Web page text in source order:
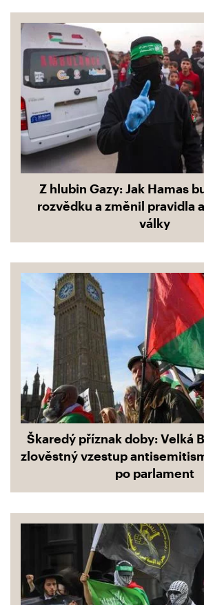
Z hlubin Gazy: Jak Hamas
rozvědku a změnil pravidla
války
Škaredý příznak doby: Velká
zlověstný vzestup
po parlament